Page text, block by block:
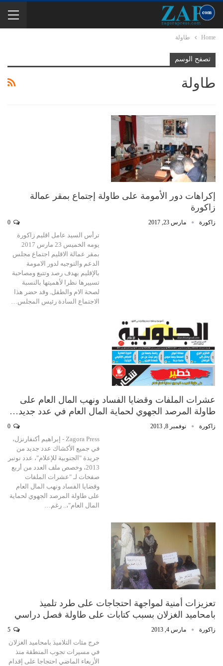
Home طاولة
تصفح الوسم
طاولة
إكراهات دور الأمومة على طاولة إجتماع بمقر عمالة
زاكورة
زاكورة مارس 23, 2017
ترأس السيد عامل اقليم زاكورة
يومه الخميس 23 مارس 2017
بمقر عمالة الاقليم اجتماع مجلس
الدعم والتوجيه لدور الامومة
بالإقليم بهدف رصد وتتبع ومصاحبة
تسييرها نظرا لأهميتها بالنسبة
لصحة الام والطفل. وقد حضر هذا
الاجتماع السادة رئيس المجلس…
عشرات الملفات وقضايا الفساد ونهب المال العام على
طاولة المرصد الجهوي لحماية المال العام في عدد جديد…
زاكورة نوفمبر 8, 2013
Zagora Press - إبراهيم أكنفارنزل،
في جميع الأكشاك عدد جديد من
جريدة "الجنوبية للإعلام"، عدد نونبر
2013، وخصص ملف العدد من أربع
صفحات لـ "عشرات الملفات
وقضايا الفساد ونهب المال العام
على طاولة المرصد الجهوي لحماية
المال العام"،.. رغم…
تعزيزات أمنية لمواجهة احتجاجات على طرد تلميذ
بامحاميد الغزلان بسبب كتابات على طاولة فصل دراسي
زاكورة مارس 4, 2013
خرج مئات التلاميذ بامحاميد الغزلان
في مسيرات تجوب المنطقة منذ
الأربعاء الماضي احتجاجا على إقدام